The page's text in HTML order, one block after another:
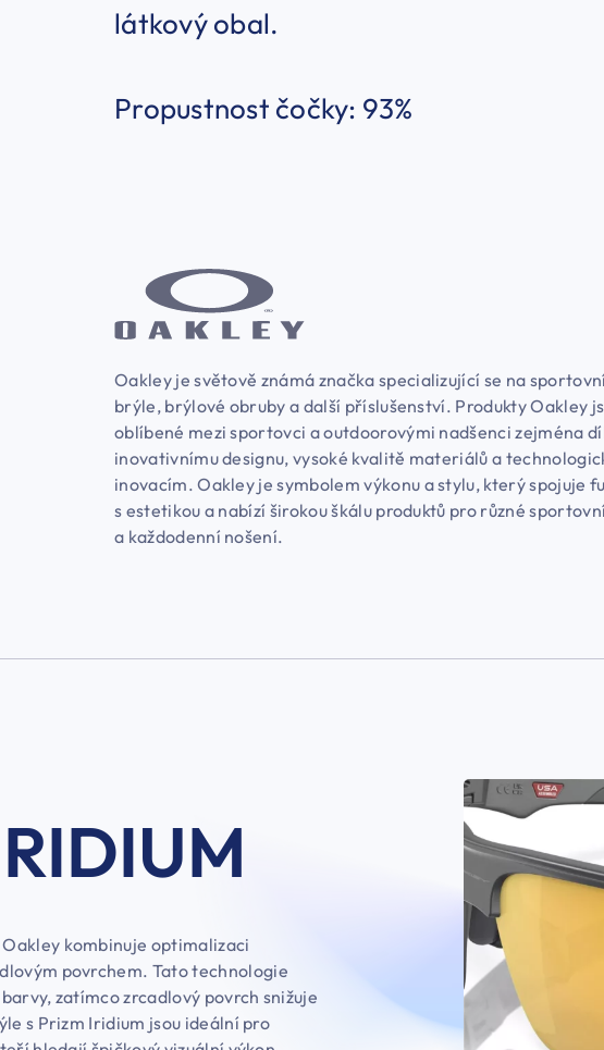
látkový obal.
Propustnost čočky: 93%
Oakley je světově známá značka specializující se na
brýle, brýlové obruby a další příslušenství. Produkty Oakley
oblíbené mezi sportovci a outdoorovými nadšenci zejména
inovativnímu designu, vysoké kvalitě materiálů a
inovacím. Oakley je symbolem výkonu a stylu, který spojuje
s estetikou a nabízí širokou škálu produktů pro různé
a každodenní nošení.
kombinuje optimalizaci
povrchem. Tato technologie
zatímco zrcadlový povrch snižuje
s Prizm Iridium jsou ideální pro